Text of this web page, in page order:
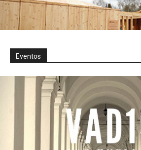
Eventos